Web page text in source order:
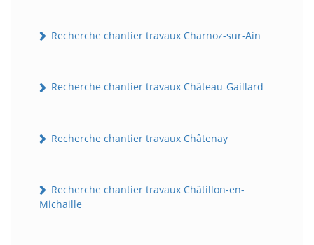
Recherche chantier travaux Charnoz-sur-Ain
Recherche chantier travaux Château-Gaillard
Recherche chantier travaux Châtenay
Recherche chantier travaux Châtillon-en-
Michaille